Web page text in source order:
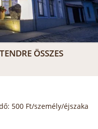
ÖSSZES
500 Ft/személy/éjszaka